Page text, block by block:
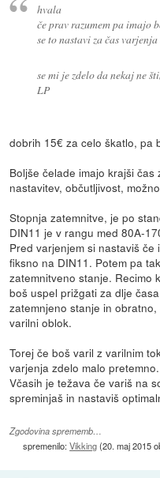
hvala
če prav razumem pa imajo
se to nastavi za čas
se mi je zdelo da nekaj ne
LP
dobrih 15€ za celo škatlo, pa
Boljše čelade imajo krajši
nastavitev, občutljivost,
Stopnja zatemnitve, je po
DIN11 je v rangu med 80A-
Pred varjenjem si nastaviš
fiksno na DIN11. Potem pa
zatemnitveno stanje. Recimo
boš uspel prižgati za dlje
zatemnjeno stanje in
varilni oblok.
Torej če boš varil z varilnim
varjenja zdelo malo
Včasih je težava če variš na
spreminjaš in nastaviš
Zgodovina sprememb…
spremenilo:Vikking(20. maj 2015